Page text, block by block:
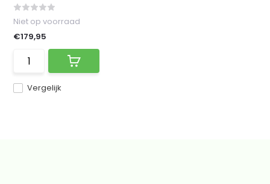
Vergelijk
Niet op voorraad
€179,95